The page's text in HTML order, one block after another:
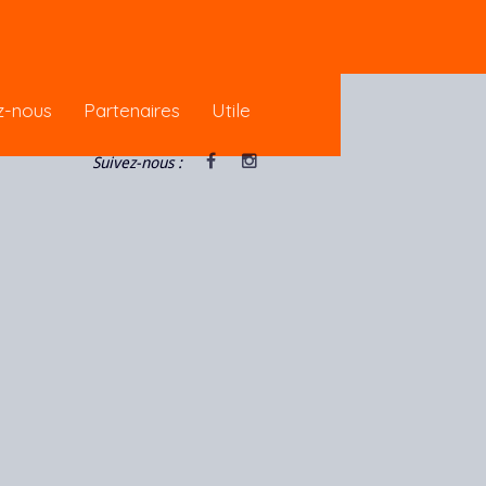
vous garantir une meilleure
nous Partenaires Utile
Suivez-nous :